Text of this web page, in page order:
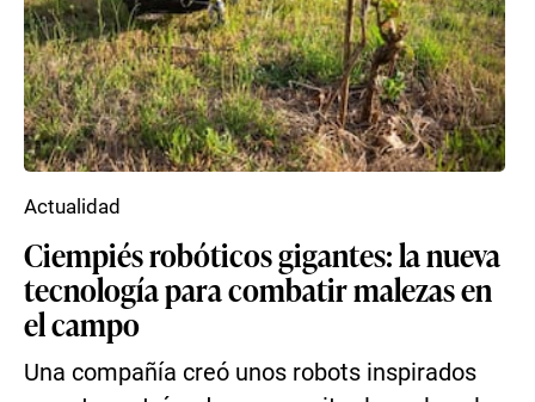
Ciempiés robóticos gigantes: la nueva
tecnología para combatir malezas en
el campo
Una compañía creó unos robots inspirados
Actualidad